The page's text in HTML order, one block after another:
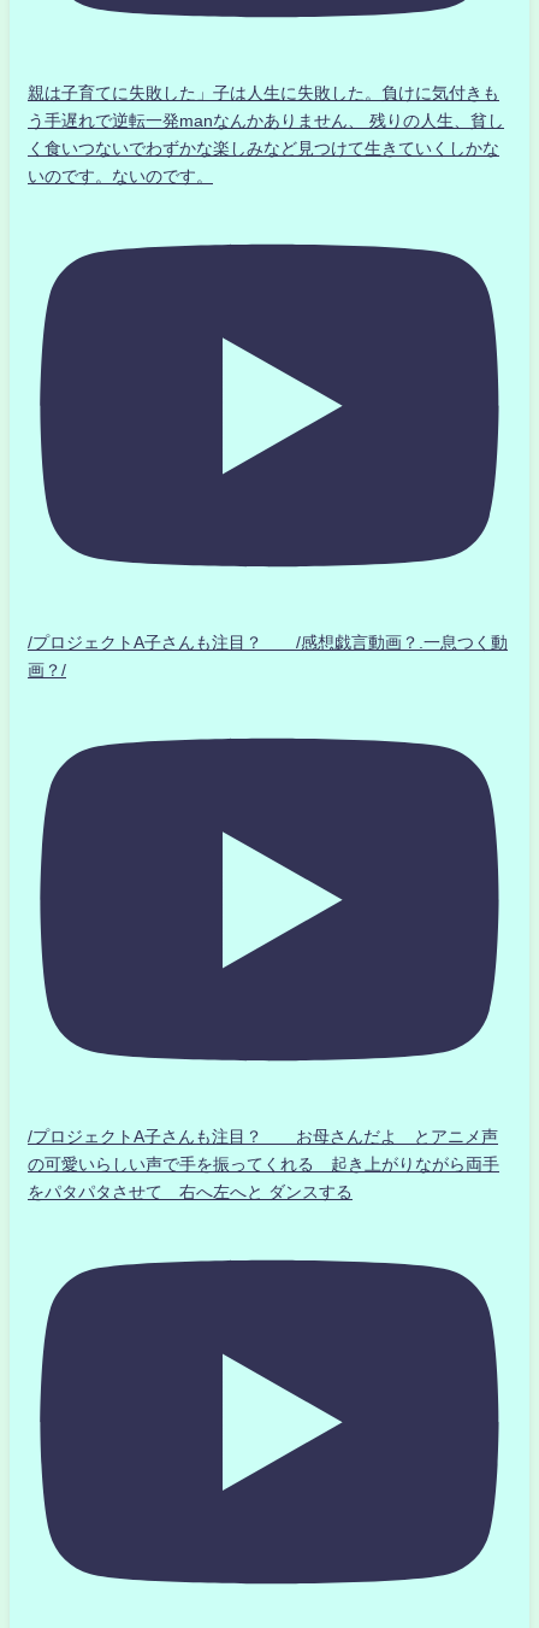
親は子育てに失敗した」子は人生に失敗した。負けに気付きも
う手遅れで逆転一発manなんかありません、 残りの人生、貧し
く食いつないでわずかな楽しみなど見つけて生きていくしかな
いのです。ないのです。
/プロジェクトA子さんも注目？ /感想戯言動画？.一息つく動
画？/
/プロジェクトA子さんも注目？ お母さんだよ とアニメ声
の可愛いらしい声で手を振ってくれる 起き上がりながら両手
をパタパタさせて 右へ左へと ダンスする